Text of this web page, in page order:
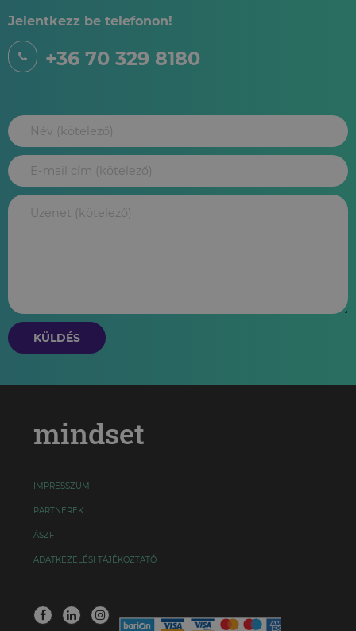
Jelentkezz be telefonon!
+36 70 329 8180
KÜLDÉS
mindset
IMPRESSZUM
PARTNEREK
ÁSZF
ADATKEZELÉSI TÁJÉKOZTATÓ